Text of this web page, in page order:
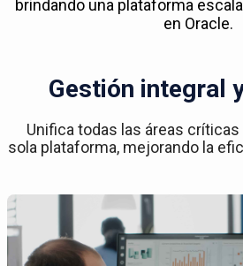
brindando una plataforma
en Oracle.
Gestión integral
Unifica todas las áreas
sola plataforma, mejorando la